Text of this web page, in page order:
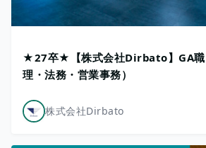
★27卒★【株式会社Dirbato】GA職
理・法務・営業事務）
株式会社Dirbato